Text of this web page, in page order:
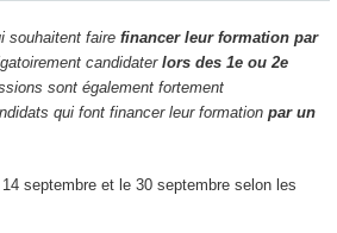
souhaitent faire financer leur formation par
candidater lors des 1e ou 2e
sont également fortement
qui font financer leur formation par un
septembre et le 30 septembre selon les